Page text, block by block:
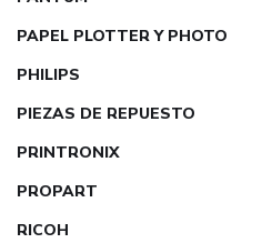
PAPEL PLOTTER Y PHOTO
PHILIPS
PIEZAS DE REPUESTO
PRINTRONIX
PROPART
RICOH